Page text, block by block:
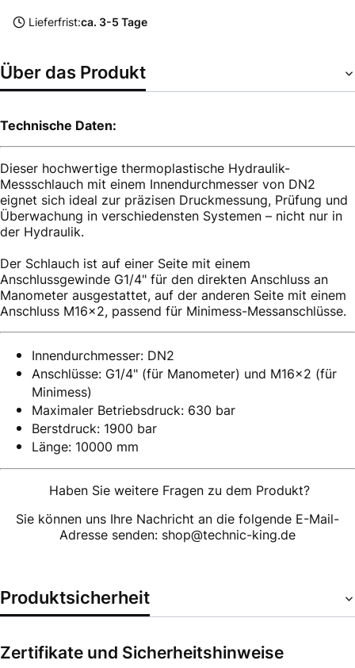
Lieferfrist:ca. 3-5 Tage
Über das Produkt
Technische Daten:
Dieser hochwertige thermoplastische Hydraulik-
Messschlauch mit einem Innendurchmesser von DN2
eignet sich ideal zur präzisen Druckmessung, Prüfung und
Überwachung in verschiedensten Systemen – nicht nur in
der Hydraulik.
Der Schlauch ist auf einer Seite mit einem
Anschlussgewinde G1/4" für den direkten Anschluss an
Manometer ausgestattet, auf der anderen Seite mit einem
Anschluss M16x2, passend für Minimess-Messanschlüsse.
Innendurchmesser: DN2
Anschlüsse: G1/4" (für Manometer) und M16x2 (für
Minimess)
Maximaler Betriebsdruck: 630 bar
Berstdruck: 1900 bar
Länge: 10000 mm
Haben Sie weitere Fragen zu dem Produkt?
Sie können uns Ihre Nachricht an die folgende E-Mail-
Adresse senden: shop@technic-king.de
Produktsicherheit
Zertifikate und Sicherheitshinweise